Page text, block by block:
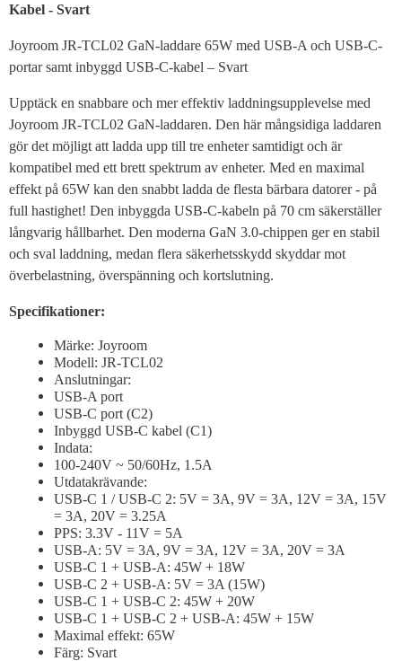
Kabel - Svart
Joyroom JR-TCL02 GaN-laddare 65W med USB-A och USB-C-
portar samt inbyggd USB-C-kabel – Svart
Upptäck en snabbare och mer effektiv laddningsupplevelse med
Joyroom JR-TCL02 GaN-laddaren. Den här mångsidiga laddaren
gör det möjligt att ladda upp till tre enheter samtidigt och är
kompatibel med ett brett spektrum av enheter. Med en maximal
effekt på 65W kan den snabbt ladda de flesta bärbara datorer - på
full hastighet! Den inbyggda USB-C-kabeln på 70 cm säkerställer
långvarig hållbarhet. Den moderna GaN 3.0-chippen ger en stabil
och sval laddning, medan flera säkerhetsskydd skyddar mot
överbelastning, överspänning och kortslutning.
Specifikationer:
Märke: Joyroom
Modell: JR-TCL02
Anslutningar:
USB-A port
USB-C port (C2)
Inbyggd USB-C kabel (C1)
Indata:
100-240V ~ 50/60Hz, 1.5A
Utdatakrävande:
USB-C 1 / USB-C 2: 5V = 3A, 9V = 3A, 12V = 3A, 15V
= 3A, 20V = 3.25A
PPS: 3.3V - 11V = 5A
USB-A: 5V = 3A, 9V = 3A, 12V = 3A, 20V = 3A
USB-C 1 + USB-A: 45W + 18W
USB-C 2 + USB-A: 5V = 3A (15W)
USB-C 1 + USB-C 2: 45W + 20W
USB-C 1 + USB-C 2 + USB-A: 45W + 15W
Maximal effekt: 65W
Färg: Svart